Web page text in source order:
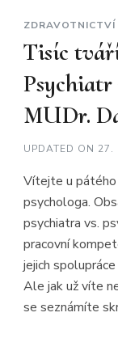
ZDRAVOTNICTVÍ
Tisíc
Psychiatr
MUDr.
UPDATED ON 27.
Vítejte u
psychologa.
psychiatra vs.
pracovní
jejich
Ale jak už víte
se seznámíte